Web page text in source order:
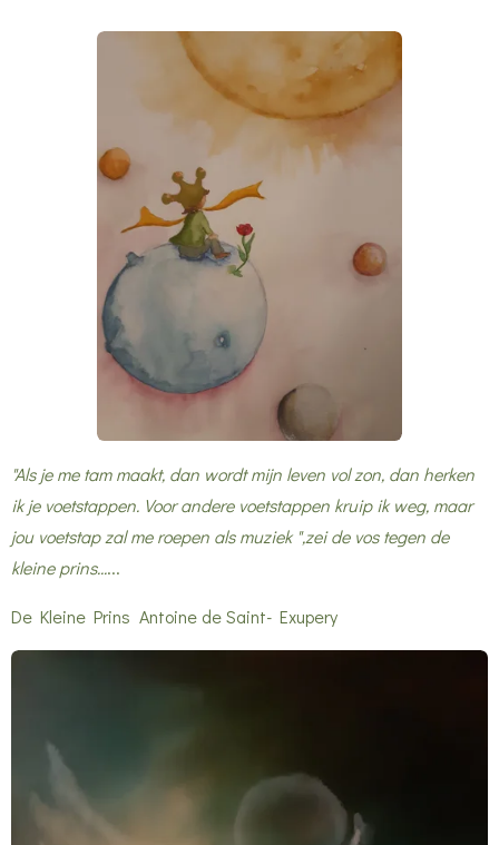
"Als je me tam maakt, dan wordt mijn leven vol zon, dan herken
ik je voetstappen. Voor andere voetstappen kruip ik weg, maar
jou voetstap zal me roepen als muziek ",zei de vos tegen de
kleine prins......
De Kleine Prins Antoine de Saint- Exupery